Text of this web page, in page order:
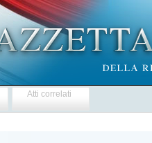
Atti correlati